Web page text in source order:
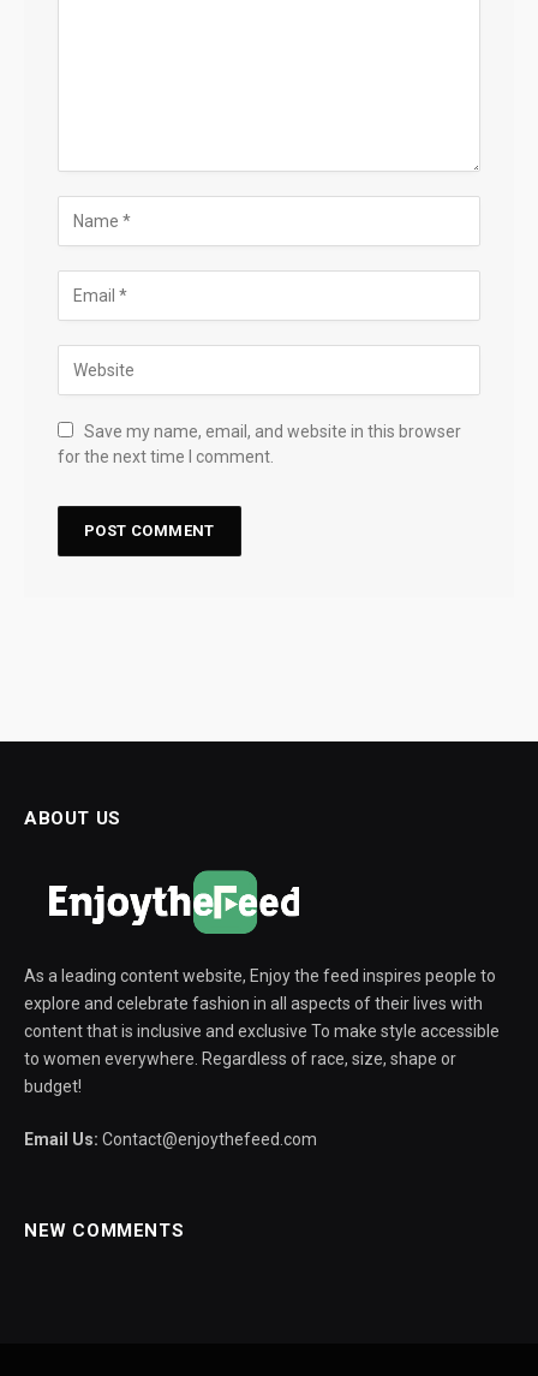
Save my name, email, and website in this browser
for the next time I comment.
ABOUT US
As a leading content website, Enjoy the feed inspires people to
explore and celebrate fashion in all aspects of their lives with
content that is inclusive and exclusive To make style accessible
to women everywhere. Regardless of race, size, shape or
budget!
Email Us: Contact@enjoythefeed.com
NEW COMMENTS